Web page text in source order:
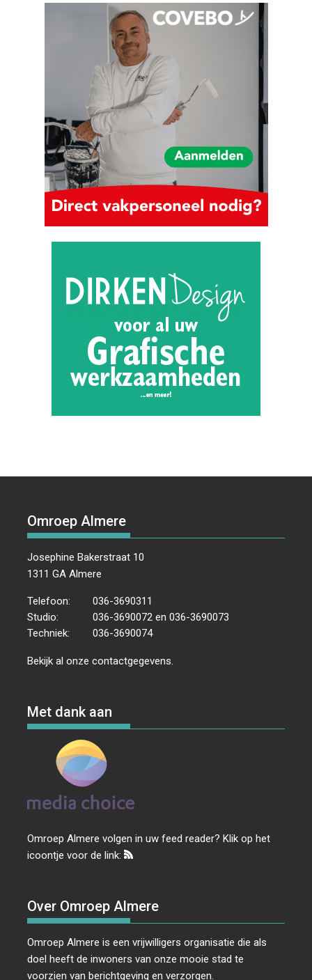
Omroep Almere
Josephine Bakerstraat 10
1311 GA Almere
Telefoon:
036-3690311
Studio:
036-3690072 en 036-3690073
Techniek:
036-3690074
Bekijk al onzecontactgegevens
Met dank aan
Omroep Almere volgen in uw feed reader? Klik op het
icoontje voor de link:
Over Omroep Almere
Omroep Almere is een vrijwilligers organisatie die als
doel heeft de inwoners van onze mooie stad te
voorzien van berichtgeving en verzorgen.